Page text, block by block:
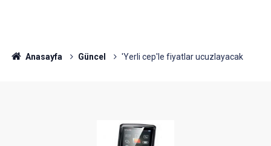
Anasayfa Güncel 'Yerli cep'le fiyatlar ucuzlayacak